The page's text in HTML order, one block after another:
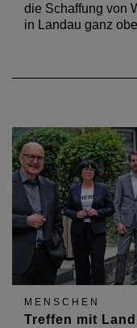
die Schaffung von
in Landau ganz
MENSCHEN
Treffen mit